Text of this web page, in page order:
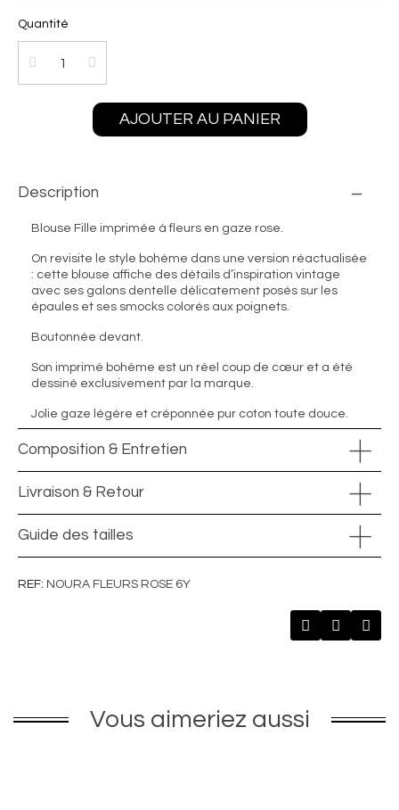
Quantité
AJOUTER AU PANIER
Description
Blouse Fille imprimée à fleurs en gaze rose.
On revisite le style bohème dans une version réactualisée
: cette blouse affiche des détails d’inspiration vintage
avec ses galons dentelle délicatement posés sur les
épaules et ses smocks colorés aux poignets.
Boutonnée devant.
Son imprimé bohème est un réel coup de cœur et a été
dessiné exclusivement par la marque.
Jolie gaze légère et créponnée pur coton toute douce.
Composition & Entretien
Livraison & Retour
Guide des tailles
REF NOURA FLEURS ROSE 6Y
Vous aimeriez aussi